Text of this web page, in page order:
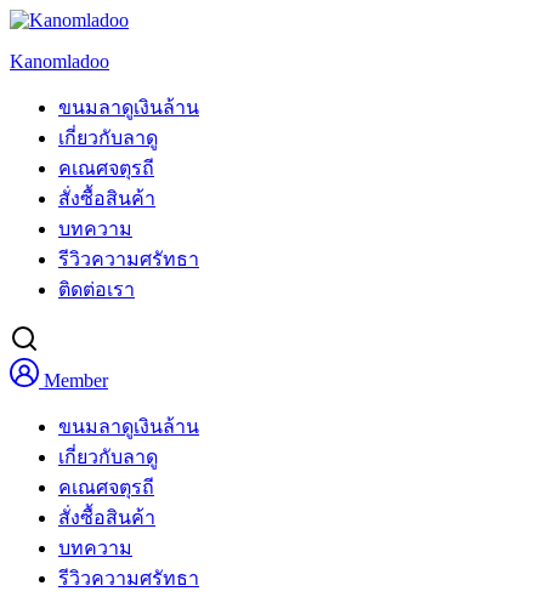
Skip
content
Kanomladoo
ขนมลาดูเงินล้าน
เกี่ยวกับลาดู
คเณศจตุรถี
สั่งซื้อสินค้า
บทความ
รีวิวความศรัทธา
ติดต่อเรา
Member
ขนมลาดูเงินล้าน
เกี่ยวกับลาดู
คเณศจตุรถี
สั่งซื้อสินค้า
บทความ
รีวิวความศรัทธา